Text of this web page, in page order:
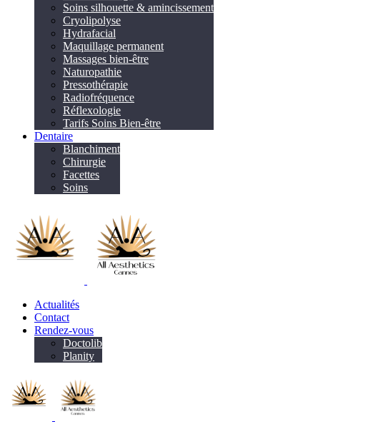
Soins silhouette & amincissement
Cryolipolyse
Hydrafacial
Maquillage permanent
Massages bien-être
Naturopathie
Pressothérapie
Radiofréquence
Réflexologie
Tarifs Soins Bien-être
Dentaire
Blanchiment
Chirurgie
Facettes
Soins
Actualités
Contact
Rendez-vous
Doctolib
Planity